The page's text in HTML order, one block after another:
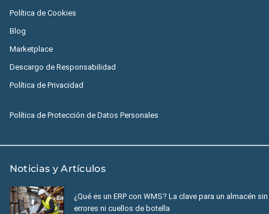
Política de Cookies
Blog
Marketplace
Descargo de Responsabilidad
Política de Privacidad
Política de Protección de Datos Personales
Noticias y Artículos
¿Qué es un ERP con WMS? La clave para un almacén sin
errores ni cuellos de botella